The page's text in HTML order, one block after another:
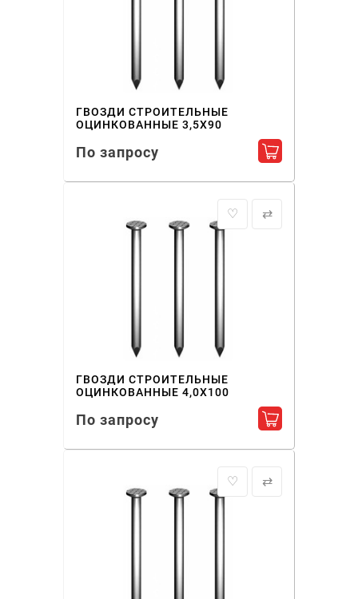
ГВОЗДИ СТРОИТЕЛЬНЫЕ
ОЦИНКОВАННЫЕ 3,5X90
По запросу Добавить в
♡ ⇄
ГВОЗДИ СТРОИТЕЛЬНЫЕ
ОЦИНКОВАННЫЕ 4,0X100
По запросу Добавить в
♡ ⇄